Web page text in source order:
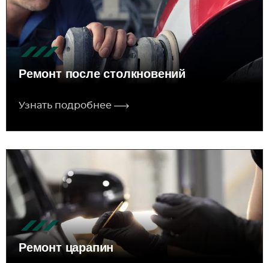
Ремонт после столкновений
Узнать подробнее
Ремонт царапин